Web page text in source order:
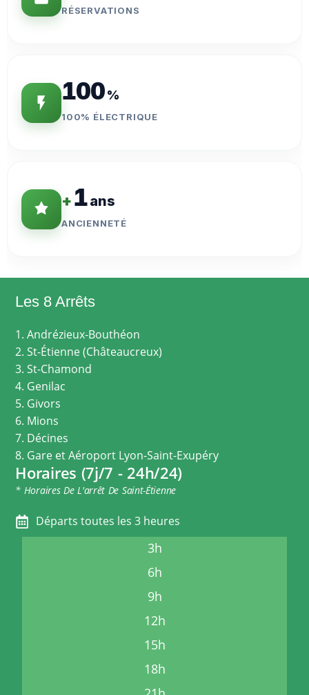
RÉSERVATIONS
100%
100% ÉLECTRIQUE
+1ans
ANCIENNETÉ
Les 8 Arrêts
1. Andrézieux-Bouthéon
2. St-Étienne (Châteaucreux)
3. St-Chamond
4. Genilac
5. Givors
6. Mions
7. Décines
8. Gare et Aéroport Lyon-Saint-Exupéry
Horaires (7j/7 - 24h/24)
* Horaires De L'arrêt De Saint-Étienne
Départs toutes les 3 heures
3h
6h
9h
12h
15h
18h